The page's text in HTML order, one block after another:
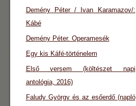
Demény Péter / Ivan Karamazov/:
Kábé
Demény Péter. Operamesék
Egy kis Káfé-történelem
Első versem (költészet napi
antológia, 2016)
Faludy György és az esőerdő (napló